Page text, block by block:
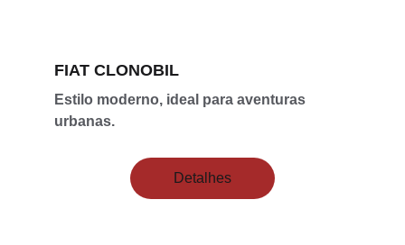
FIAT CLONOBIL
Estilo moderno, ideal para aventuras
urbanas.
Detalhes